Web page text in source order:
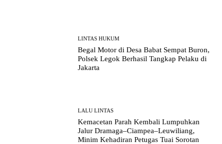
LINTAS HUKUM
Begal Motor di Desa Babat Sempat Buron,
Polsek Legok Berhasil Tangkap Pelaku di
Jakarta
LALU LINTAS
Kemacetan Parah Kembali Lumpuhkan
Jalur Dramaga–Ciampea–Leuwiliang,
Minim Kehadiran Petugas Tuai Sorotan